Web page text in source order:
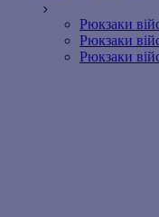
Рюкзаки
Рюкзаки
Рюкзаки